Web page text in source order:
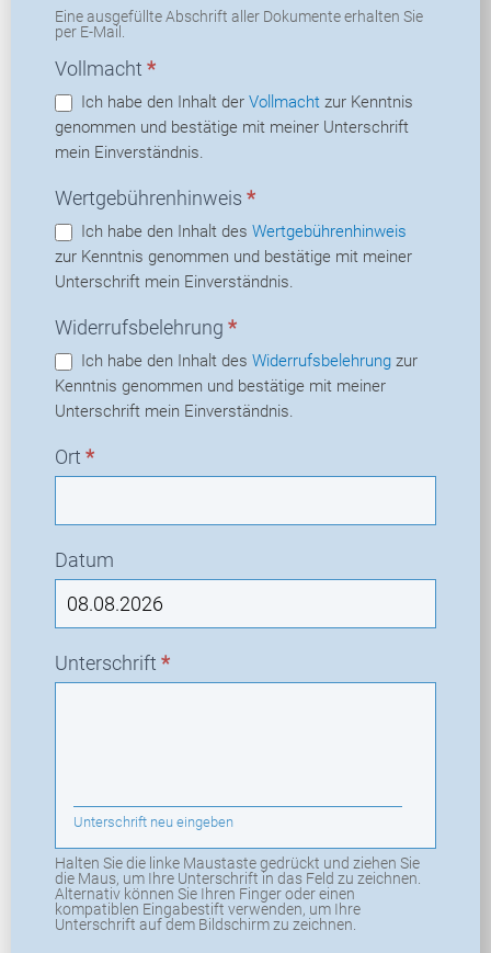
Eine ausgefüllte Abschrift aller Dokumente erhalten Sie
per E-Mail.
Vollmacht *
Ich habe den Inhalt der Vollmacht zur Kenntnis
genommen und bestätige mit meiner Unterschrift
mein Einverständnis.
Wertgebührenhinweis *
Ich habe den Inhalt des Wertgebührenhinweis
zur Kenntnis genommen und bestätige mit meiner
Unterschrift mein Einverständnis.
Widerrufsbelehrung *
Ich habe den Inhalt des Widerrufsbelehrung
Kenntnis genommen und bestätige mit meiner
Unterschrift mein Einverständnis.
Ort *
Datum
Unterschrift *
Unterschrift neu eingeben
Halten Sie die linke Maustaste gedrückt und ziehen Sie
die Maus, um Ihre Unterschrift in das Feld zu zeichnen.
Alternativ können Sie Ihren Finger oder einen
kompatiblen Eingabestift verwenden, um Ihre
Unterschrift auf dem Bildschirm zu zeichnen.